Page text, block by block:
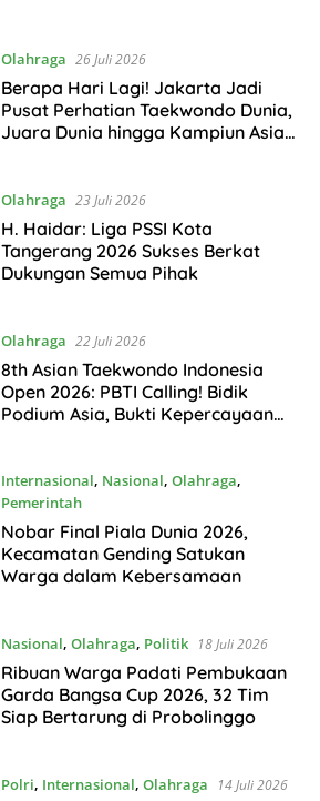
Olahraga 26 Juli 2026
Berapa Hari Lagi! Jakarta Jadi
Pusat Perhatian Taekwondo Dunia,
Juara Dunia hingga Kampiun Asia
Olahraga 23 Juli 2026
H. Haidar: Liga PSSI Kota
Tangerang 2026 Sukses Berkat
Dukungan Semua Pihak
Olahraga 22 Juli 2026
8th Asian Taekwondo Indonesia
Open 2026: PBTI Calling! Bidik
Podium Asia, Bukti Kepercayaan
Internasional, Nasional, Olahraga,
Pemerintah
19 Juli 2026
Nobar Final Piala Dunia 2026,
Kecamatan Gending Satukan
Warga dalam Kebersamaan
Nasional, Olahraga, Politik 18 Juli 2026
Ribuan Warga Padati Pembukaan
Garda Bangsa Cup 2026, 32 Tim
Siap Bertarung di Probolinggo
Polri, Internasional, Olahraga 14 Juli 2026